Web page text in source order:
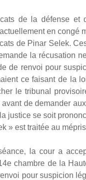
de la défense et
en
de Pinar Selek.
la récu­sa­tion
de ren­voi pour
ce fai­sant de la
le tri­bu­nal
avant de deman­der
jus­tice se soit
» est trai­tée au
la cour a
chambre de la
pour sus­pi­cion